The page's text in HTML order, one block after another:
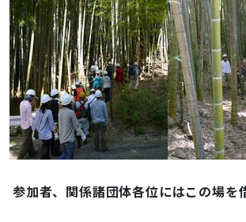
参加者、関係諸団体各位にはこの場を